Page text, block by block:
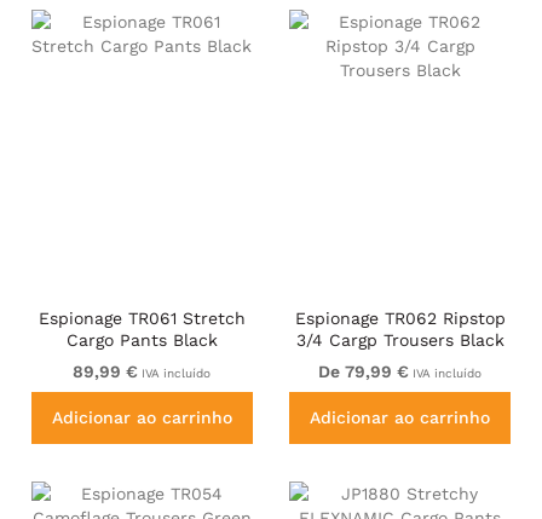
Espionage TR061 Stretch
Cargo Pants Black
89,99 € IVA incluído
Adicionar ao carrinho
Espionage TR062 Ripstop
3/4 Cargp Trousers Black
De 79,99 € IVA incluído
Adicionar ao carrinho